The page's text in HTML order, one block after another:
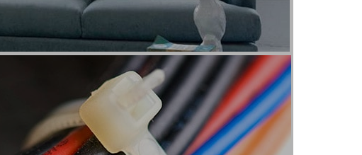
Клеммники
Изолента
Пульт дистанционного
управления